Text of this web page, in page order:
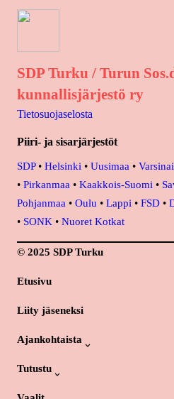
SDP Turku / Turun
kunnallisjärjestö ry
Tietosuojaselosta
Piiri- ja sisarjärjestöt
SDP• Helsinki • Uusimaa •
• Pirkanmaa • Kaakkois-Suomi •
Pohjanmaa • Oulu • Lappi • FSD •
• SONK • Nuoret Kotkat
© 2025 SDP Turku
Etusivu
Liity jäseneksi
Ajankohtaista
Tutustu